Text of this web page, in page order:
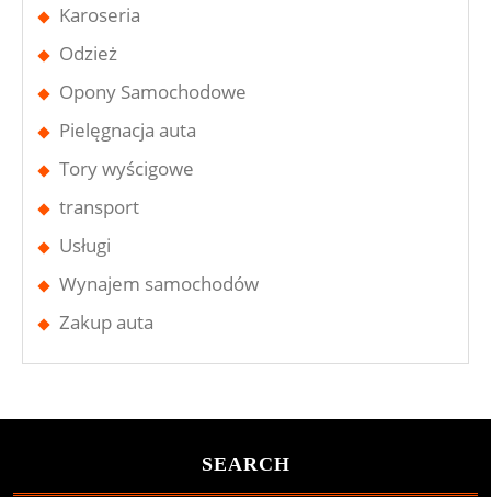
Karoseria
Odzież
Opony Samochodowe
Pielęgnacja auta
Tory wyścigowe
transport
Usługi
Wynajem samochodów
Zakup auta
SEARCH